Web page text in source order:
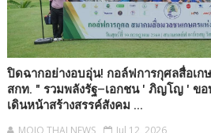
ปิดฉากอย่างอบอุ่น! กอล์ฟการกุศลสื่อเก
สกท. " รวมพลังรัฐ–เอกชน ' ภิญโญ ' ข
เดินหน้าสร้างสรรค์สังคม ...
MOJO THAI NEWS Jul 12, 2026